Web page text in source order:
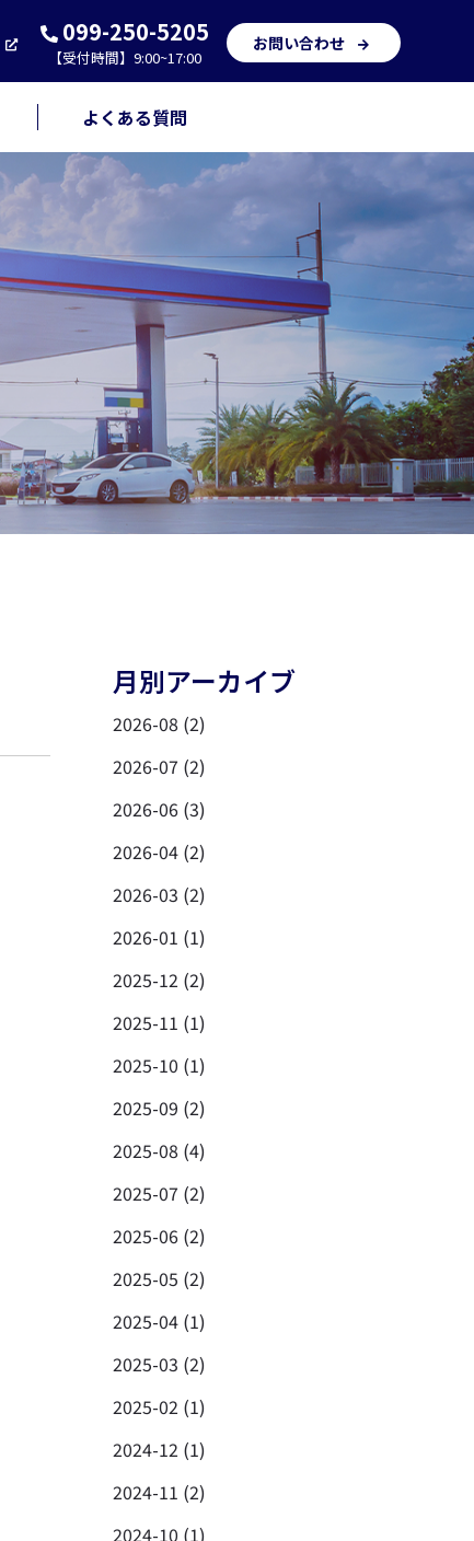
099-250-5205
【受付時間】9:00~17:00
お問い合わせ
よくある質問
月別アーカイブ
2026-08 (2)
2026-07 (2)
2026-06 (3)
2026-04 (2)
2026-03 (2)
2026-01 (1)
2025-12 (2)
2025-11 (1)
2025-10 (1)
2025-09 (2)
2025-08 (4)
2025-07 (2)
2025-06 (2)
2025-05 (2)
2025-04 (1)
2025-03 (2)
2025-02 (1)
2024-12 (1)
2024-11 (2)
2024-10 (1)